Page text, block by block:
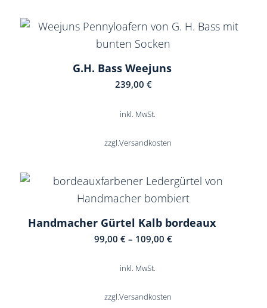
G.H. Bass Weejuns
239,00 €
inkl. MwSt.
zzgl.Versandkosten
Handmacher Gürtel Kalb bordeaux
99,00€ – 109,00€
inkl. MwSt.
zzgl.Versandkosten